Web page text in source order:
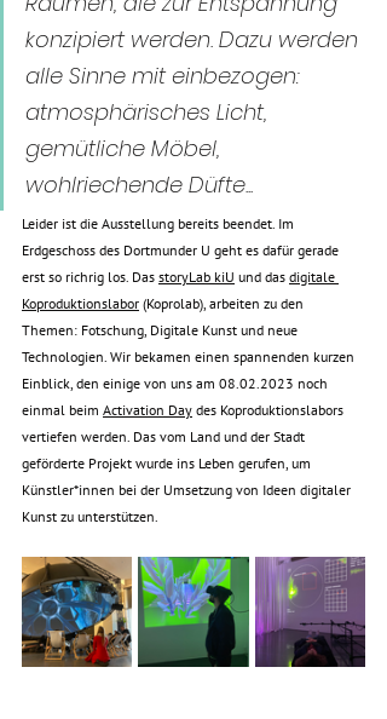
konzipiert werden. Dazu werden
alle Sinne mit einbezogen:
atmosphärisches Licht,
gemütliche Möbel,
wohlriechende Düfte...
Leider ist die Ausstellung bereits beendet. Im
Erdgeschoss des Dortmunder U geht es dafür gerade
erst so richrig los. Das storyLab kiU und das digitale
Koproduktionslabor (Koprolab), arbeiten zu den
Themen: Fotschung, Digitale Kunst und neue
Technologien. Wir bekamen einen spannenden kurzen
Einblick, den einige von uns am 08.02.2023 noch
einmal beim Activation Day des Koproduktionslabors
vertiefen werden. Das vom Land und der Stadt
geförderte Projekt wurde ins Leben gerufen, um
Künstler*innen bei der Umsetzung von Ideen digitaler
Kunst zu unterstützen.